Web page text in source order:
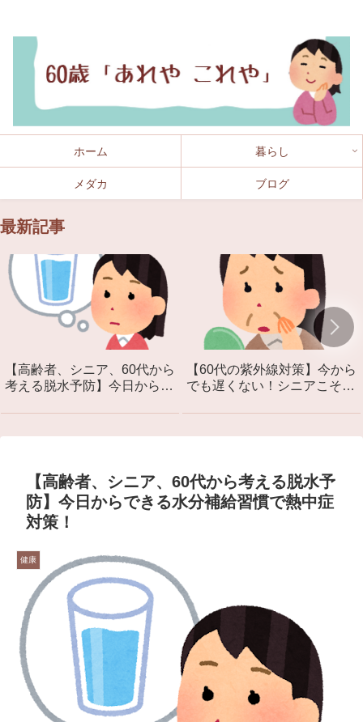
ホーム 暮らし
メダカ ブログ
最新記事
【高齢者、シニア、60代から
考える脱水予防】今日からで
策！
【60代の紫外線対策】今から
でも遅くない！シニアこそが
理由は「光老化」。おすすめ
UVカット5選と塗り方。
【高齢者、シニア、60代から考える脱水予
防】今日からできる水分補給習慣で熱中症
対策！
健康